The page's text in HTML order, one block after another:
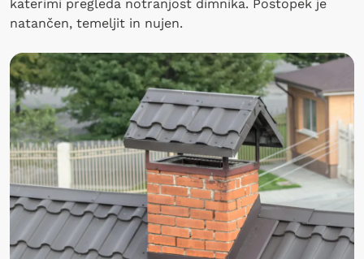
katerimi pregleda notranjost dimnika. Postopek je
natančen, temeljit in nujen.